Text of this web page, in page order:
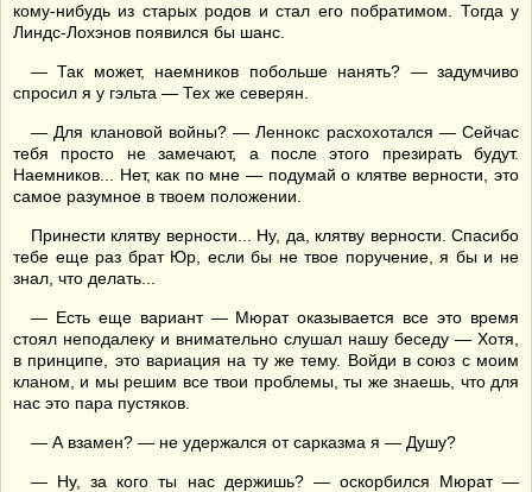
кому-нибудь из старых родов и стал его побратимом. Тогда у
Линдс-Лохэнов появился бы шанс.
— Так может, наемников побольше нанять? — задумчиво
спросил я у гэльта — Тех же северян.
— Для клановой войны? — Леннокс расхохотался — Сейчас
тебя просто не замечают, а после этого презирать будут.
Наемников... Нет, как по мне — подумай о клятве верности, это
самое разумное в твоем положении.
Принести клятву верности... Ну, да, клятву верности. Спасибо
тебе еще раз брат Юр, если бы не твое поручение, я бы и не
знал, что делать...
— Есть еще вариант — Мюрат оказывается все это время
стоял неподалеку и внимательно слушал нашу беседу — Хотя,
в принципе, это вариация на ту же тему. Войди в союз с моим
кланом, и мы решим все твои проблемы, ты же знаешь, что для
нас это пара пустяков.
— А взамен? — не удержался от сарказма я — Душу?
— Ну, за кого ты нас держишь? — оскорбился Мюрат —